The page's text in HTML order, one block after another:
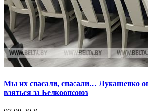
Мы их спасали, спасали… Лукашенко
взяться за Белкоопсоюз